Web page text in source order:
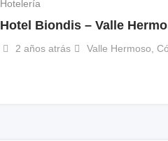
Hotelería
Hotel Biondis – Valle
2 años atrás Valle Hermoso